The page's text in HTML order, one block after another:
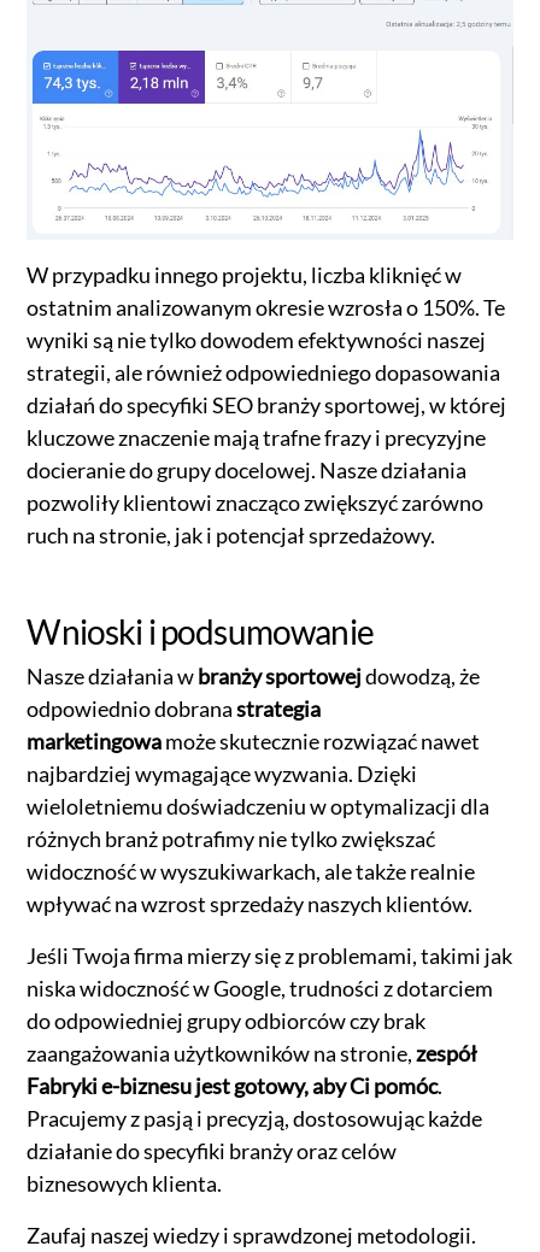
W przypadku innego projektu, liczba kliknięć w
ostatnim analizowanym okresie wzrosła o 150%. Te
wyniki są nie tylko dowodem efektywności naszej
strategii, ale również odpowiedniego dopasowania
działań do specyfiki SEO branży sportowej, w której
kluczowe znaczenie mają trafne frazy i precyzyjne
docieranie do grupy docelowej. Nasze działania
pozwoliły klientowi znacząco zwiększyć zarówno
ruch na stronie, jak i potencjał sprzedażowy.
Wnioski i podsumowanie
Nasze działania wbranży sportowejdowodzą, że
odpowiednio dobranastrategia
marketingowamoże skutecznie rozwiązać nawet
najbardziej wymagające wyzwania. Dzięki
wieloletniemu doświadczeniu w optymalizacji dla
różnych branż potrafimy nie tylko zwiększać
widoczność w wyszukiwarkach, ale także realnie
wpływać na wzrost sprzedaży naszych klientów.
Jeśli Twoja firma mierzy się z problemami, takimi jak
niska widoczność w Google, trudności z dotarciem
do odpowiedniej grupy odbiorców czy brak
zaangażowania użytkowników na stronie,zespół
Fabryki e-biznesu jest gotowy, aby Ci pomóc.
Pracujemy z pasją i precyzją, dostosowując każde
działanie do specyfiki branży oraz celów
biznesowych klienta.
Zaufaj naszej wiedzy i sprawdzonej metodologii.